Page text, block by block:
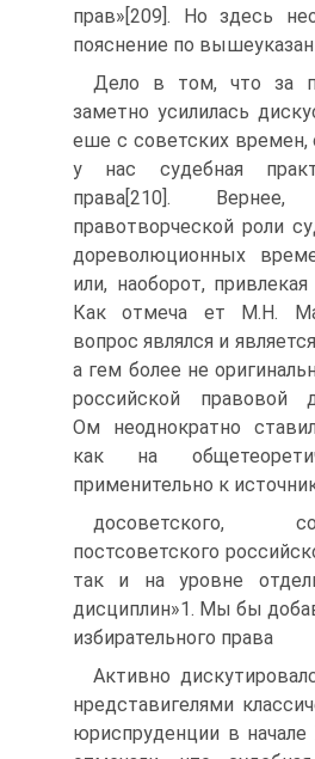
прав»[209]. Но здесь
пояснение по
Дело в том, что за
заметно усилилась
еше с советских времен,
у нас судебная
права[210].
правотворческой роли
дореволюционных
или, наоборот,
Как отмеча ет М.Н.
вопрос являлся и
а гем более не
российской правовой
Ом неоднократно
как на
применительно к
досоветского,
постсоветского
так и на уровне
дисциплин»1. Мы бы
избирательного права
Активно
нредставигелями
юриспруденции в